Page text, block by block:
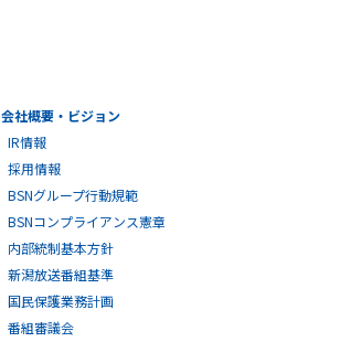
会社概要・ビジョン
IR情報
採用情報
BSNグループ行動規範
BSNコンプライアンス憲章
内部統制基本方針
新潟放送番組基準
国民保護業務計画
番組審議会